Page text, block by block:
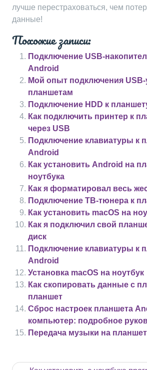
лучше перестраховаться, чем
данные!
Похожие записи:
Подключение USB-
Android
Мой опыт подключения USB-
планшетам
Подключение HDD к
Как подключить принтер к
через USB
Подключение клавиатуры к
Android
Как установить Android на
ноутбука
Как я форматировал весь
Подключение ТВ-тюнера к
Как установить macOS на
Как я подключил свой
диск
Подключение клавиатуры к
Android
Установка macOS на ноутбук
Как скопировать данные с
планшет
Сброс настроек планшета
компьютер: подробное
Передача музыки на